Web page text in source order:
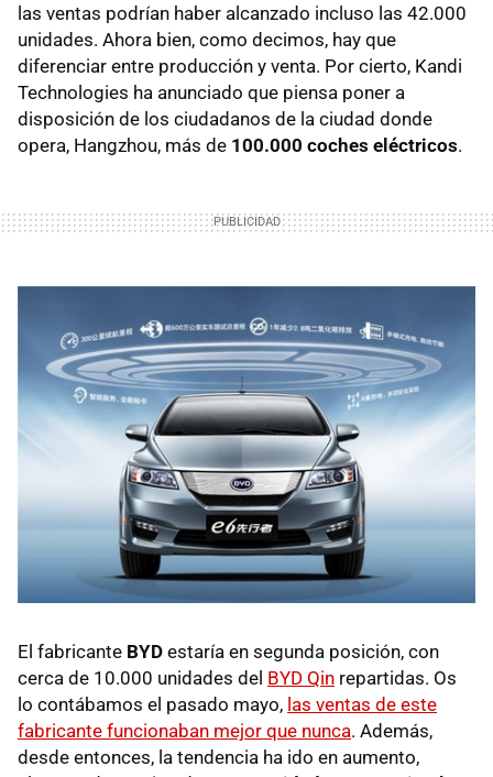
las ventas podrían haber alcanzado incluso las 42.000
unidades. Ahora bien, como decimos, hay que
diferenciar entre producción y venta. Por cierto, Kandi
Technologies ha anunciado que piensa poner a
disposición de los ciudadanos de la ciudad donde
opera, Hangzhou, más de 100.000 coches eléctricos.
El fabricante BYD estaría en segunda posición, con
cerca de 10.000 unidades del BYD Qin repartidas. Os
lo contábamos el pasado mayo, las ventas de este
fabricante funcionaban mejor que nunca. Además,
desde entonces, la tendencia ha ido en aumento,